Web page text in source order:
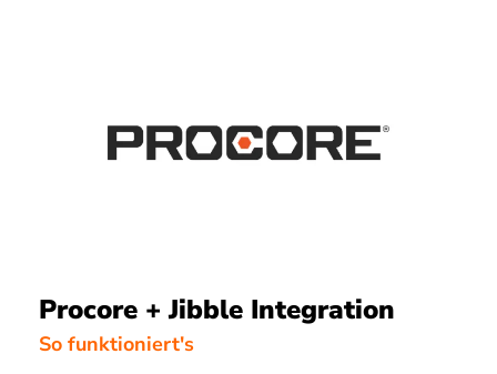
Procore + Jibble Integration
So funktioniert's